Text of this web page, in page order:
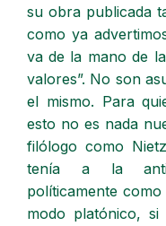
su obra publicada
como ya
va de la mano de
valores”. No son
el mismo. Para
esto no es nada
filólogo como
tenía a la
políticamente
modo platónico,